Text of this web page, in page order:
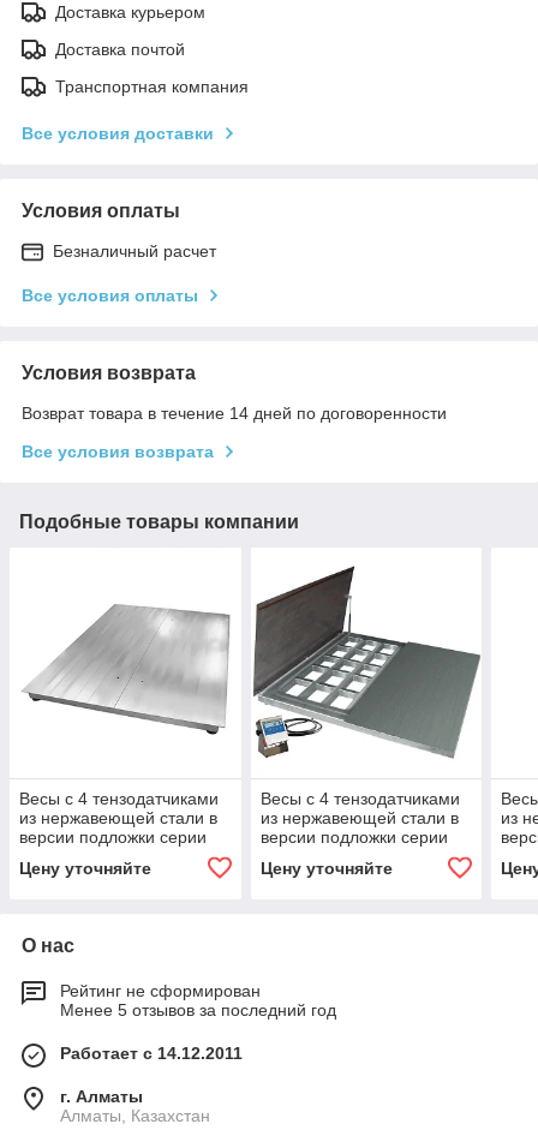
Доставка курьером
Доставка почтой
Транспортная компания
Все условия доставки
Условия оплаты
Безналичный расчет
Все условия оплаты
Условия возврата
Возврат товара в течение 14 дней по договоренности
Все условия возврата
Подобные товары компании
Весы с 4 тензодатчиками
из нержавеющей стали в
версии подложки серии
Цену уточняйте
Весы с 4 тензодатчиками
из нержавеющей стали в
версии подложки серии
Цену уточняйте
из
О нас
Рейтинг не сформирован
Менее 5 отзывов за последний год
Работает с 14.12.2011
г. Алматы
Алматы, Казахстан